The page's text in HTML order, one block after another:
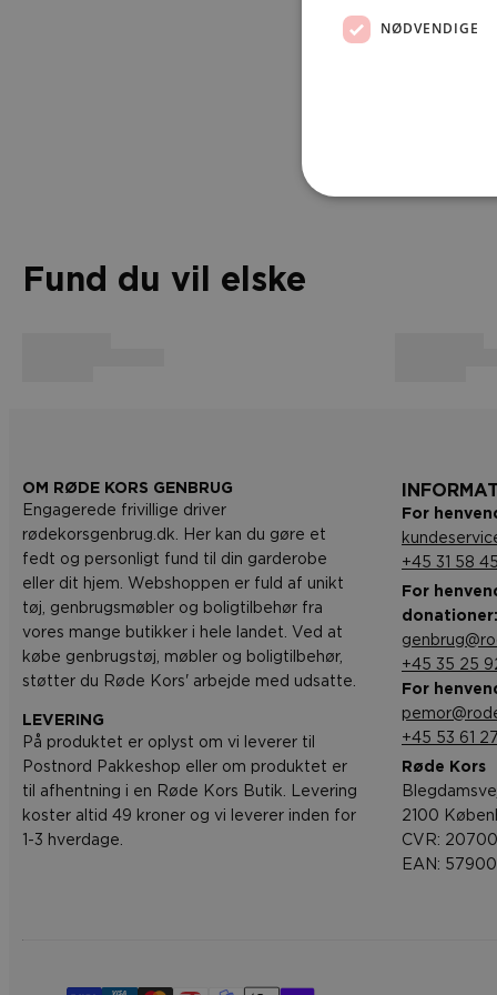
Fund du vil elske
OM RØDE KORS GENBRUG
Engagerede frivillige driver
rødekorsgenbrug.dk. Her kan du gøre et
fedt og personligt fund til din garderobe
eller dit hjem. Webshoppen er fuld af unikt
tøj, genbrugsmøbler og boligtilbehør fra
vores mange butikker i hele landet. Ved at
købe genbrugstøj, møbler og boligtilbehør,
støtter du Røde Kors' arbejde med udsatte.
LEVERING
På produktet er oplyst om vi leverer til
Postnord Pakkeshop eller om produktet er
til afhentning i en Røde Kors Butik. Levering
koster altid 49 kroner og vi leverer inden for
1-3 hverdage.
For
+45 31 58
For
donationer:
+45 35 25
For
+45 53 61
Røde Kors
2100
CVR:
EAN:
NØDVENDIGE